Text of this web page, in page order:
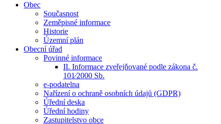
Obec
Současnost
Zeměpisné informace
Historie
Územní plán
Obecní úřad
Povinné informace
II. Informace zveřejňované podle zákona č.
101⁄2000 Sb.
e-podatelna
Nařízení o ochraně osobních údajů (GDPR)
Úřední deska
Úřední hodiny
Zastupitelstvo obce